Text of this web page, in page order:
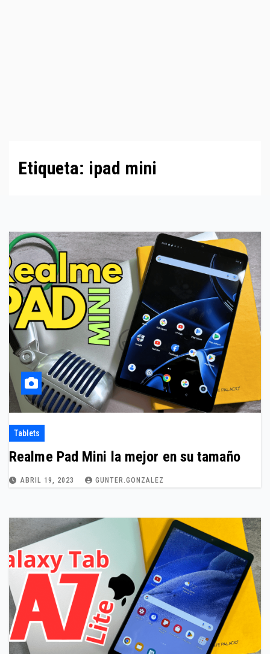
Etiqueta: ipad mini
Tablets
Realme Pad Mini la mejor en su tamaño
ABRIL 19, 2023 GUNTER.GONZALEZ